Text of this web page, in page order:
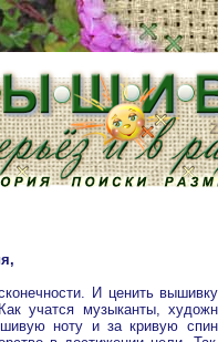
И ценить
учатся музыканты,
ноту и за кривую